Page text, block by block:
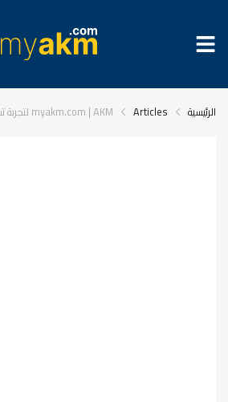
الرئيسية Articles myakm.com | AKM لتجربة تسوق آمنة